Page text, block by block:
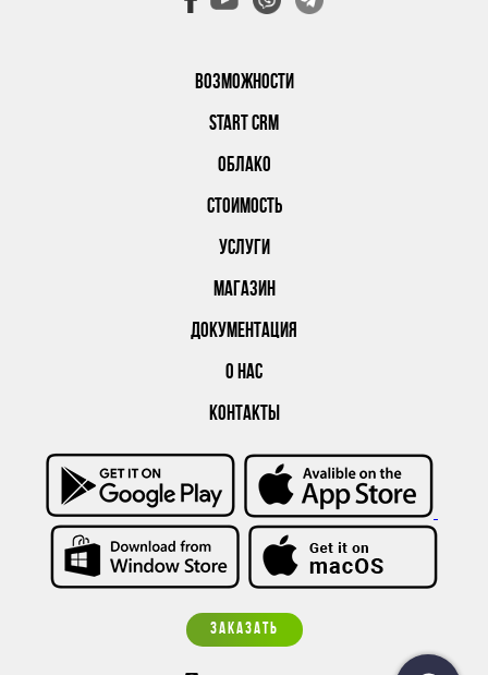
ВОЗМОЖНОСТИ
START CRM
ОБЛАКО
СТОИМОСТЬ
УСЛУГИ
МАГАЗИН
ДОКУМЕНТАЦИЯ
О НАС
КОНТАКТЫ
ЗАКАЗАТЬ